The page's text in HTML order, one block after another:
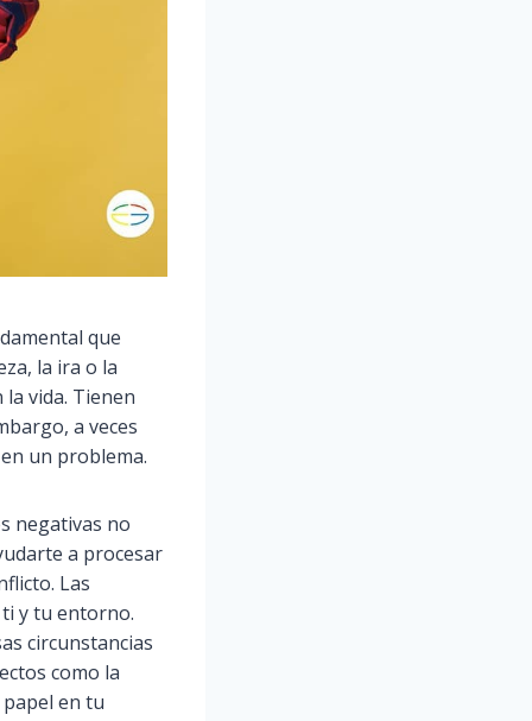
que
la ira o la
vida. Tienen
a veces
un problema.
negativas no
a procesar
Las
y tu entorno.
circunstancias
como la
en tu